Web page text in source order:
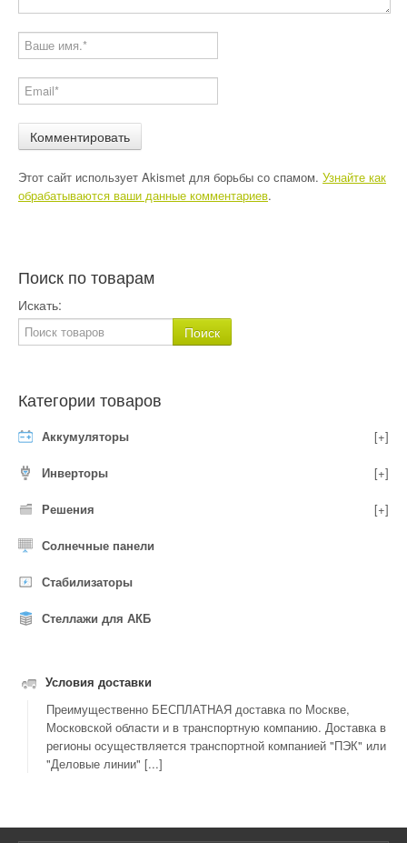
Этот сайт использует Akismet для борьбы со спамом. Узнайте как
обрабатываются ваши данные комментариев.
Поиск по товарам
Искать:
Категории товаров
Аккумуляторы [+]
Инверторы [+]
Решения [+]
Солнечные панели
Стабилизаторы
Стеллажи для АКБ
Условия доставки
Преимущественно БЕСПЛАТНАЯ доставка по Москве,
Московской области и в транспортную компанию. Доставка в
регионы осуществляется транспортной компанией "ПЭК" или
"Деловые линии" [...]